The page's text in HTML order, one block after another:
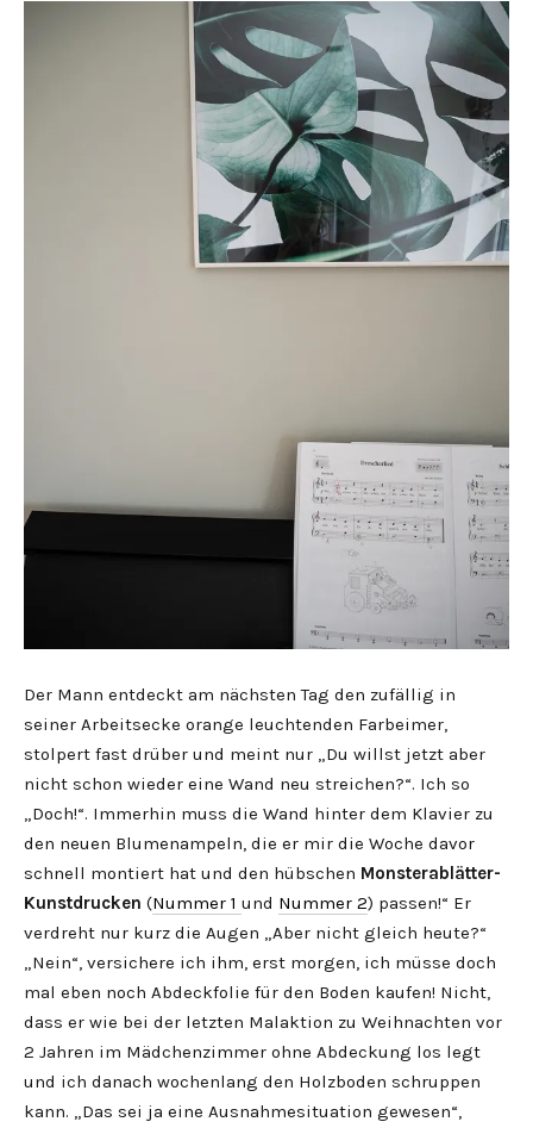
Der Mann entdeckt am nächsten Tag den zufällig in
seiner Arbeitsecke orange leuchtenden Farbeimer,
stolpert fast drüber und meint nur „Du willst jetzt aber
nicht schon wieder eine Wand neu streichen?“. Ich so
„Doch!“. Immerhin muss die Wand hinter dem Klavier zu
den neuen Blumenampeln, die er mir die Woche davor
schnell montiert hat und den hübschen Monsterablätter-
Kunstdrucken (Nummer 1 und Nummer 2) passen!“ Er
verdreht nur kurz die Augen „Aber nicht gleich heute?“
„Nein“, versichere ich ihm, erst morgen, ich müsse doch
mal eben noch Abdeckfolie für den Boden kaufen! Nicht,
dass er wie bei der letzten Malaktion zu Weihnachten vor
2 Jahren im Mädchenzimmer ohne Abdeckung los legt
und ich danach wochenlang den Holzboden schruppen
kann. „Das sei ja eine Ausnahmesituation gewesen“,